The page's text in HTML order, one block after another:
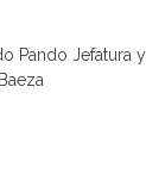
Pando Jefatura y